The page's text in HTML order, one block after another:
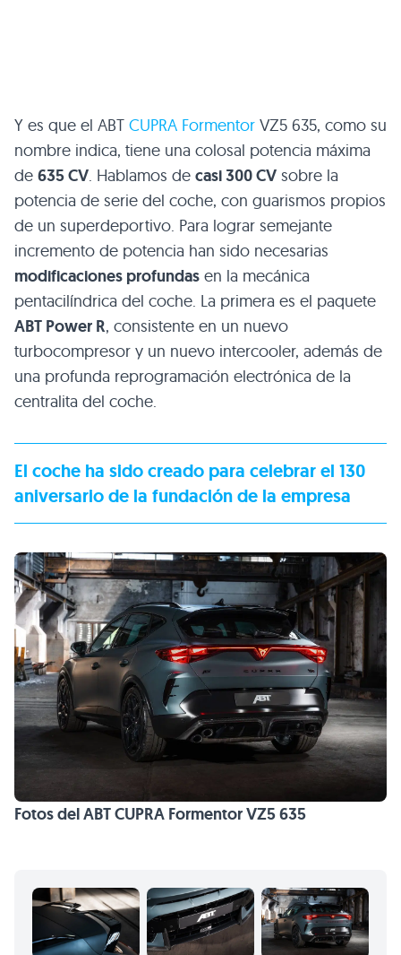
Y es que el ABT CUPRA Formentor VZ5 635, como su
nombre indica, tiene una colosal potencia máxima
de 635 CV. Hablamos de casi 300 CV sobre la
potencia de serie del coche, con guarismos propios
de un superdeportivo. Para lograr semejante
incremento de potencia han sido necesarias
modificaciones profundas en la mecánica
pentacilíndrica del coche. La primera es el paquete
ABT Power R, consistente en un nuevo
turbocompresor y un nuevo intercooler, además de
una profunda reprogramación electrónica de la
centralita del coche.
El coche ha sido creado para celebrar el 130
aniversario de la fundación de la empresa
Fotos del ABT CUPRA Formentor VZ5 635